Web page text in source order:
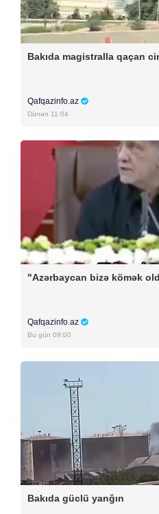
Bakıda magistralla qaçan
Qafqazinfo.az
Dünən 11:04
"Azərbaycan bizə kömək
Qafqazinfo.az
Bu gün 09:00
Bakıda güclü yanğın